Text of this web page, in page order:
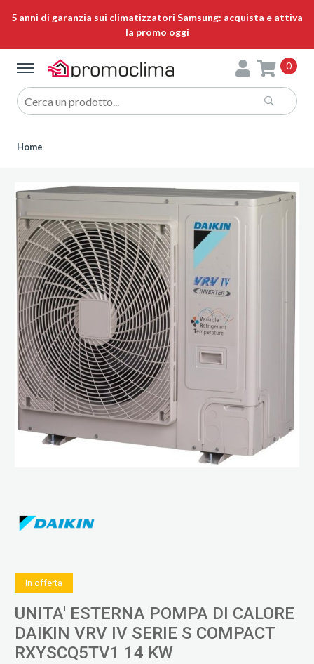
5 anni di garanzia sui climatizzatori Samsung: acquista e attiva
la promo oggi
0
Home
In offerta
UNITA' ESTERNA POMPA DI CALORE
DAIKIN VRV IV SERIE S COMPACT
RXYSCQ5TV1 14 KW